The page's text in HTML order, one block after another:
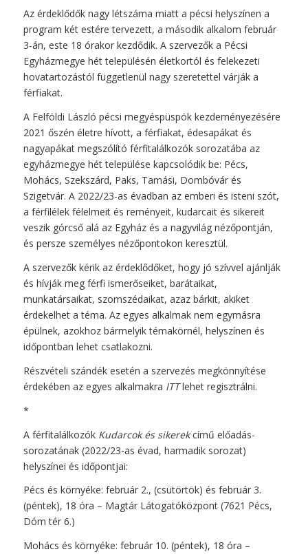
Az érdeklődők nagy létszáma miatt a pécsi helyszínen a
program két estére tervezett, a második alkalom február
3-án, este 18 órakor kezdődik. A szervezők a Pécsi
Egyházmegye hét településén életkortól és felekezeti
hovatartozástól függetlenül nagy szeretettel várják a
férfiakat.
A Felföldi László pécsi megyéspüspök kezdeményezésére
2021 őszén életre hívott, a férfiakat, édesapákat és
nagyapákat megszólító férfitalálkozók sorozatába az
egyházmegye hét települése kapcsolódik be: Pécs,
Mohács, Szekszárd, Paks, Tamási, Dombóvár és
Szigetvár. A 2022/23-as évadban az emberi és isteni szót,
a férfilélek félelmeit és reményeit, kudarcait és sikereit
veszik górcső alá az Egyház és a nagyvilág nézőpontján,
és persze személyes nézőpontokon keresztül.
A szervezők kérik az érdeklődőket, hogy jó szívvel ajánlják
és hívják meg férfi ismerőseiket, barátaikat,
munkatársaikat, szomszédaikat, azaz bárkit, akiket
érdekelhet a téma. Az egyes alkalmak nem egymásra
épülnek, azokhoz bármelyik témakörnél, helyszínen és
időpontban lehet csatlakozni.
Részvételi szándék esetén a szervezés megkönnyítése
érdekében az egyes alkalmakra ITTlehet regisztrálni.
*
A férfitalálkozók Kudarcok és sikerekcímű előadás-
sorozatának (2022/23-as évad, harmadik sorozat)
helyszínei és időpontjai:
Pécs és környéke: február 2., (csütörtök) és február 3.
(péntek), 18 óra – Magtár Látogatóközpont (7621 Pécs,
Dóm tér 6.)
Mohács és környéke: február 10. (péntek), 18 óra –